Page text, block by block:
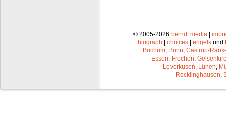
© 2005-2026 berndt media |
biograph | choices | engels und
Bochum Bonn Castrop-
Essen Frechen
Leverkusen Lünen
Recklinghausen